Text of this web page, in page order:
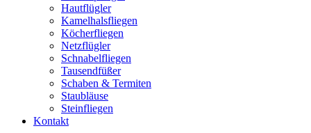
Hautflügler
Kamelhalsfliegen
Köcherfliegen
Netzflügler
Schnabelfliegen
Tausendfüßer
Schaben & Termiten
Staubläuse
Steinfliegen
Kontakt